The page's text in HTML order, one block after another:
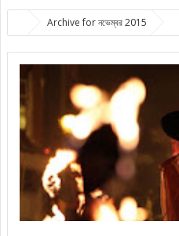
Archive for নভেম্বর 2015